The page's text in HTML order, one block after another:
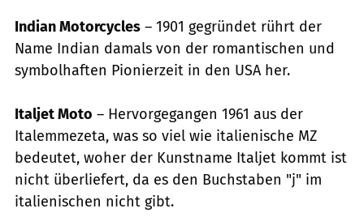
Indian Motorcycles – 1901 gegründet rührt der
Name Indian damals von der romantischen und
symbolhaften Pionierzeit in den USA her.
Italjet Moto – Hervorgegangen 1961 aus der
Italemmezeta, was so viel wie italienische MZ
bedeutet, woher der Kunstname Italjet kommt ist
nicht überliefert, da es den Buchstaben "j" im
italienischen nicht gibt.